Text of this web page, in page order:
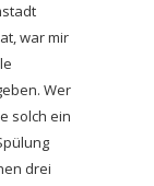
war mir
Wer
solch ein
drei